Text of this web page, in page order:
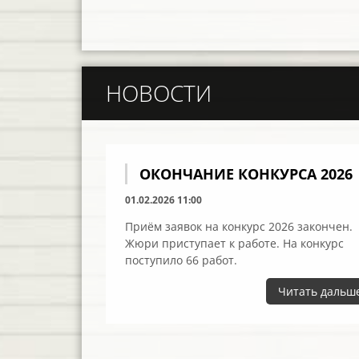
НОВОСТИ
ОКОНЧАНИЕ КОНКУРСА 2026
01.02.2026 11:00
Приём заявок на конкурс 2026 закончен.
Жюри приступает к работе. На конкурс
поступило 66 работ.
Читать